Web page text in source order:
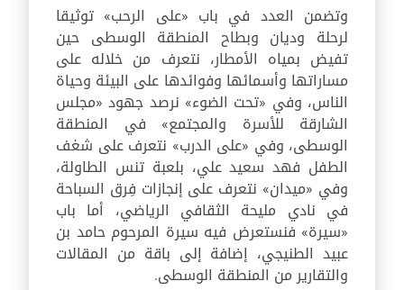
وتضمن العدد في باب «على الرحب» توثيقا
لرحلة وديان وبطاح المنطقة الوسطى حين
تفيض بمياه الأمطار، نتعرف من خلاله على
مساراتها وأسمائها وفوائدها على البيئة وحياة
الناس، وفي «تحت الضوء» نرصد جهود «مجلس
الشارقة للأسرة والمجتمع» في المنطقة
الوسطى، وفي «على الدرب» نتعرف على شغف
الطفل فهد سعيد علي، بلعبة تنس الطاولة،
وفي «ميدان» نتعرف على إنجازات فِرق السباحة
في نادي مليحة الثقافي الرياضي، أما باب
«سيرة» فنستعرض فيه سيرة المرحوم حامد بن
عبيد الطنيجي، إضافة إلى باقة من المقالات
والتقارير من المنطقة الوسطى.